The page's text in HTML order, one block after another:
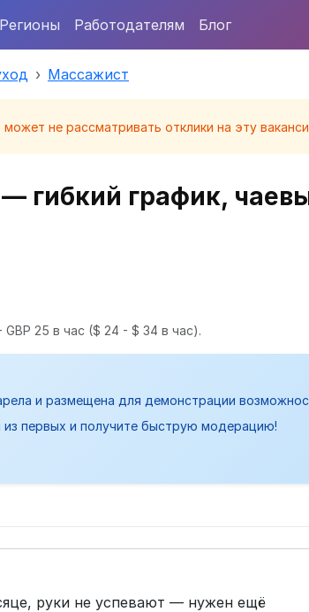
Регионы Работодателям Блог
Массажист
не рассматривать отклики на эту
гибкий график,
25 в час ($ 24 - $ 34 в час).
и размещена для демонстрации
первых и получите быструю модерацию!
руки не успевают — нужен ещё